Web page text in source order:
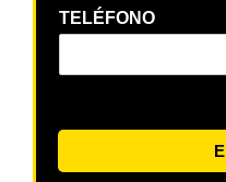
TELÉFONO